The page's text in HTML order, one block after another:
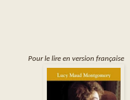
Pour le lire en version française